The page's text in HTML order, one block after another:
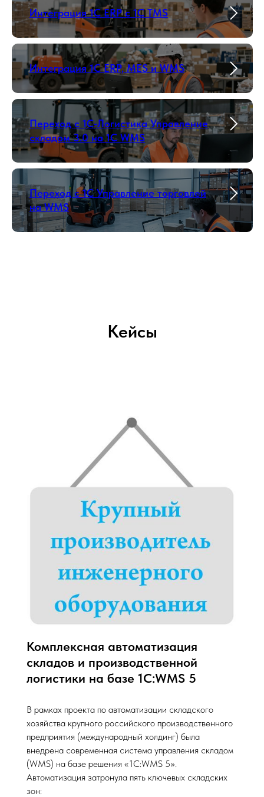
Интеграция 1С ERP с 1С TMS
Интеграция 1C ERP, MES и WMS
Переход с 1С‑Логистика Управление
складом 3.0 на 1С WMS
Переход с 1С Управление торговлей
на WMS
Кейсы
Комплексная автоматизация
складов и производственной
логистики на базе 1С:WMS 5
В рамках проекта по автоматизации складского
хозяйства крупного российского производственного
предприятия (международный холдинг) была
внедрена современная система управления складом
(WMS) на базе решения «1С:WMS 5».
Автоматизация затронула пять ключевых складских
зон: